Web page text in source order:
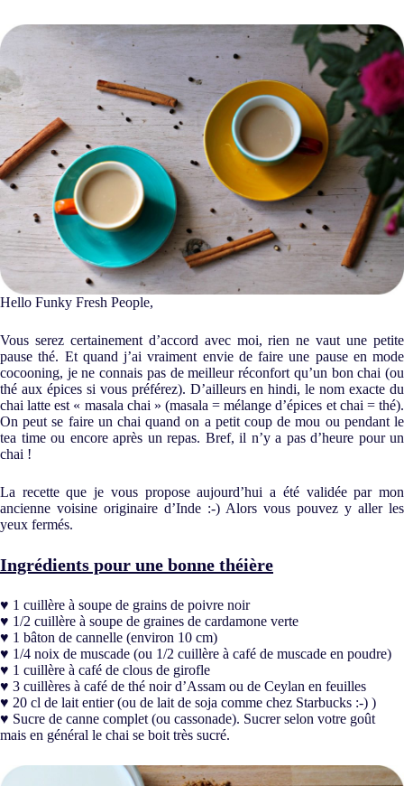
Hello Funky Fresh People,
Vous serez certainement d’accord avec moi, rien ne vaut une petite
pause thé. Et quand j’ai vraiment envie de faire une pause en mode
cocooning, je ne connais pas de meilleur réconfort qu’un bon chai (ou
thé aux épices si vous préférez). D’ailleurs en hindi, le nom exacte du
chai latte est « masala chai » (masala = mélange d’épices et chai = thé).
On peut se faire un chai quand on a petit coup de mou ou pendant le
tea time ou encore après un repas. Bref, il n’y a pas d’heure pour un
chai !
La recette que je vous propose aujourd’hui a été validée par mon
ancienne voisine originaire d’Inde :-) Alors vous pouvez y aller les
yeux fermés.
Ingrédients pour une bonne théière
♥ 1 cuillère à soupe de grains de poivre noir
♥ 1/2 cuillère à soupe de graines de cardamone verte
♥ 1 bâton de cannelle (environ 10 cm)
♥ 1/4 noix de muscade (ou 1/2 cuillère à café de muscade en poudre)
♥ 1 cuillère à café de clous de girofle
♥ 3 cuillères à café de thé noir d’Assam ou de Ceylan en feuilles
♥ 20 cl de lait entier (ou de lait de soja comme chez Starbucks :-) )
♥ Sucre de canne complet (ou cassonade). Sucrer selon votre goût
mais en général le chai se boit très sucré.